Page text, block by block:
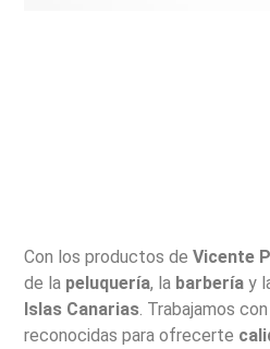
Con los productos deVicente
de la peluquería, la barbería y
Islas Canarias . Trabajamos
reconocidas para ofrecerte